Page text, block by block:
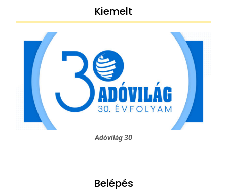
Kiemelt
Adóvilág 30
Belépés